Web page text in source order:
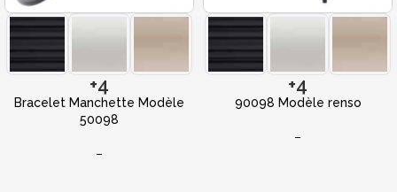
+4
Bracelet Manchette Modèle
50098
–
+4
90098 Modèle renso
–